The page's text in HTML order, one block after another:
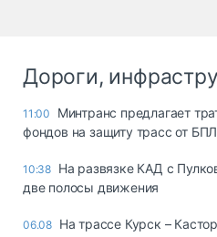
Дороги,
11:00
Минтранс предлагает
фондов на защиту трасс от
10:38 На развязке КАД с
две полосы движения
06.08 На трассе Курск –